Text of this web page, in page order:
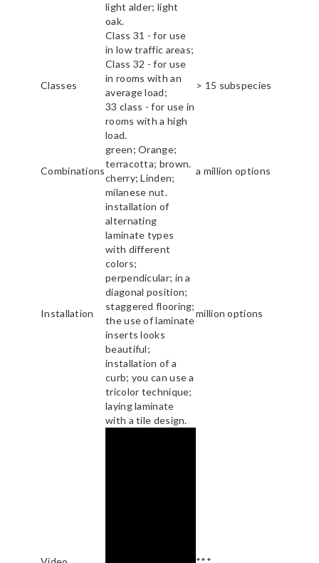
light alder; light
oak.
Classes
Class 31 - for use
in low traffic areas;
Class 32 - for use
in rooms with an
average load;
33 class - for use in
rooms with a high
load.
> 15 subspecies
Combinations
green; Orange;
terracotta; brown.
cherry; Linden;
milanese nut.
a million options
Installation
installation of
alternating
laminate types
with different
colors;
perpendicular; in a
diagonal position;
staggered flooring;
the use of laminate
inserts looks
beautiful;
installation of a
curb; you can use a
tricolor technique;
laying laminate
with a tile design.
million options